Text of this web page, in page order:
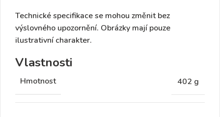
Technické specifikace se mohou změnit bez
výslovného upozornění. Obrázky mají pouze
ilustrativní charakter.
Vlastnosti
Hmotnost 402 g